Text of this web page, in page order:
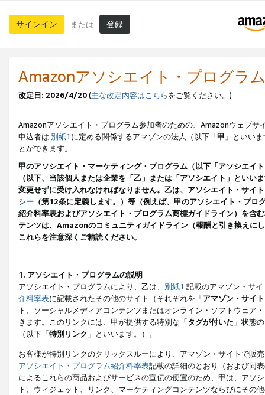
サインイン または 登録
Amazonアソシエイト・プログラ
改定日: 2026/4/20(主な改定内容はこちらをご覧ください。)
Amazonアソシエイト・プログラム参加者のための、Amazonウェブサ
申込者は 別紙1 に定める関係するアマゾンの法人（以下「甲 」といい
とができます。
甲のアソシエイト・マーケティング・プログラム（以下「アソシエイ
（以下、当該個人または企業を「乙」または「アソシエイト」とい
変更せずに受け入れなければなりません。乙は、アソシエイト・サイ
シー （第12条に定義します。）等（例えば、甲のアソシエイト・プ
紹介料率表およびアソシエイト・プログラム商標ガイドライン）を
テンツは、Amazonのコミュニティガイドライン（報酬と引き換えに
これらを注意深くご精読ください。
1. アソシエイト・プログラムの説明
アソシエイト・プログラムにより、乙は、 別紙1 記載のアマゾン・サ
介料率表に記載されたその他のサイト（それぞれを「アマゾン・サイト
ト、ソーシャルメディアコンテンツまたはオンライン・ソフトウェア
きます。このリンクには、甲が提供する特別な「タグが付いた 」状態
（以下「特別リンク 」といいます。）。
お客様が特別リンクのクリックスルーにより、アマゾン・サイトで販
アソシエイト・プログラム紹介料率表記載の詳細のとおり（および同
によるこれらの商品およびサービスの宣伝の便宜のため、甲は、アソ
ト、ウィジェット、リンク、マーケティングコンテンツならびにその